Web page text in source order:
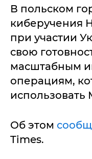
В польском
киберучения
при участии
свою
масштабным
операциям,
использовать
Об этом
Times.